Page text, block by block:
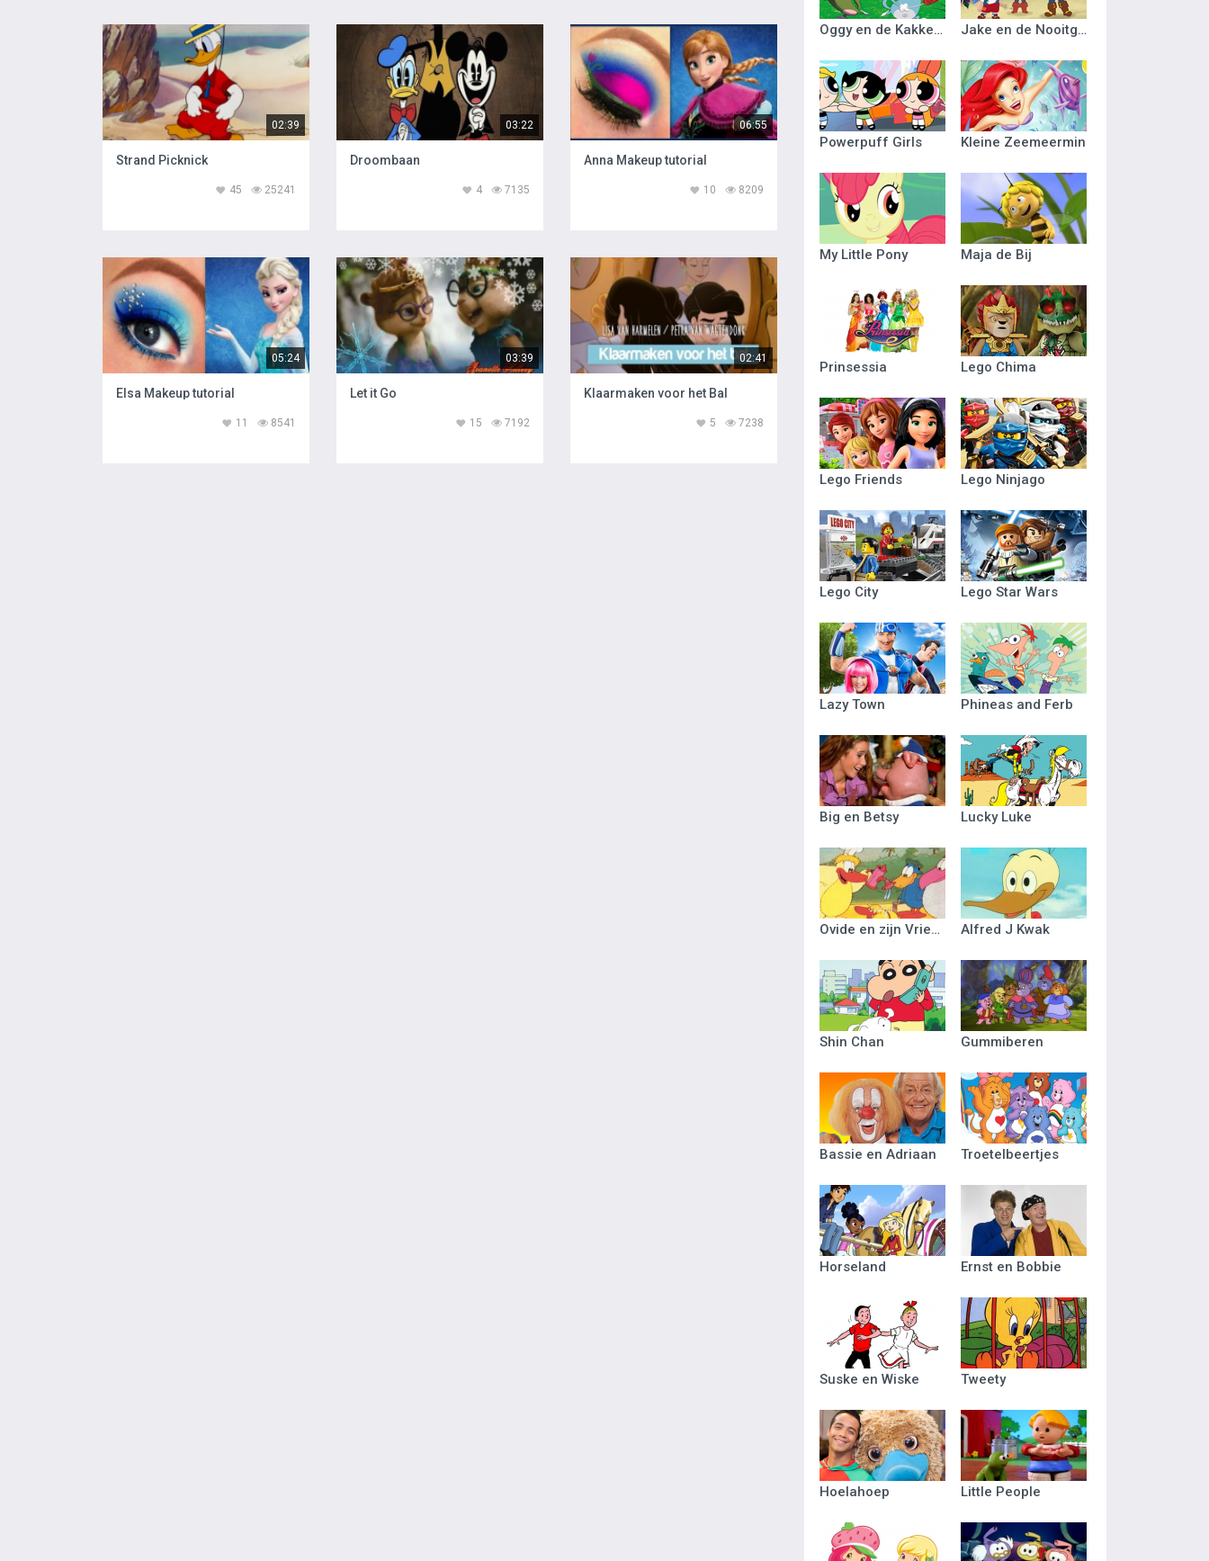
02:39
Strand Picknick
25241
45
03:22
Droombaan
7135
4
06:55
Anna Makeup tutorial
8209
10
05:24
Elsa Makeup tutorial
8541
11
03:39
Let it Go
7192
15
02:41
Klaarmaken voor het Bal
7238
5
Oggy en de Kakkerlakken Jake en de Nooitgedacht Piraten
Powerpuff Girls Kleine Zeemeermin
My Little Pony Maja de Bij
Prinsessia Lego Chima
Lego Friends Lego Ninjago
Lego City Lego Star Wars
Lazy Town Phineas and Ferb
Big en Betsy Lucky Luke
Ovide en zijn Vriendjes Alfred J Kwak
Shin Chan Gummiberen
Bassie en Adriaan Troetelbeertjes
Horseland Ernst en Bobbie
Suske en Wiske Tweety
Hoelahoep Little People